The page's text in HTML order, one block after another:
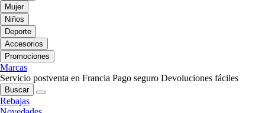
Mujer
Niños
Deporte
Accesorios
Promociones
Marcas
Servicio postventa en Francia Pago seguro Devoluciones fáciles
Buscar
Rebajas